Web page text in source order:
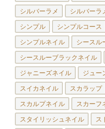
シルバーラメ シルバーラ
シンプル シンプルコース
シンプルネイル シースル
シースルーブラックネイル
ジャニーズネイル ジュー
スイカネイル スカラップ
スカルプネイル スカーフ
スタイリッシュネイル ス